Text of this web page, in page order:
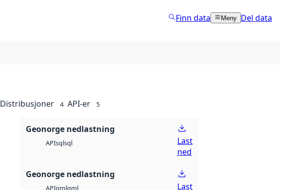
Finn data Meny Del data
Distribusjoner 4 API-er 5
Geonorge nedlastning
APIsqlsql
Last
ned
Geonorge nedlastning
APIgmlgml
Last